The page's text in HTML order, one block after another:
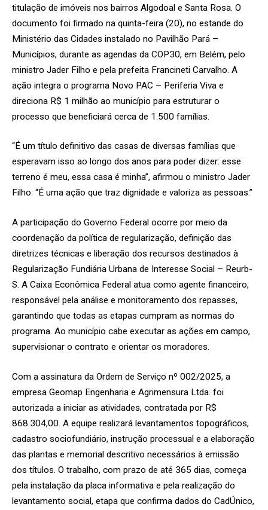
titulação de imóveis nos bairros Algodoal e Santa Rosa. O
documento foi firmado na quinta-feira (20), no estande do
Ministério das Cidades instalado no Pavilhão Pará –
Municípios, durante as agendas da COP30, em Belém, pelo
ministro Jader Filho e pela prefeita Francineti Carvalho. A
ação integra o programa Novo PAC – Periferia Viva e
direciona R$ 1 milhão ao município para estruturar o
processo que beneficiará cerca de 1.500 famílias.
“É um título definitivo das casas de diversas famílias que
esperavam isso ao longo dos anos para poder dizer: esse
terreno é meu, essa casa é minha”, afirmou o ministro Jader
Filho. “É uma ação que traz dignidade e valoriza as pessoas.”
A participação do Governo Federal ocorre por meio da
coordenação da política de regularização, definição das
diretrizes técnicas e liberação dos recursos destinados à
Regularização Fundiária Urbana de Interesse Social – Reurb-
S. A Caixa Econômica Federal atua como agente financeiro,
responsável pela análise e monitoramento dos repasses,
garantindo que todas as etapas cumpram as normas do
programa. Ao município cabe executar as ações em campo,
supervisionar o contrato e orientar os moradores.
Com a assinatura da Ordem de Serviço nº 002/2025, a
empresa Geomap Engenharia e Agrimensura Ltda. foi
autorizada a iniciar as atividades, contratada por R$
868.304,00. A equipe realizará levantamentos topográficos,
cadastro sociofundiário, instrução processual e a elaboração
das plantas e memorial descritivo necessários à emissão
dos títulos. O trabalho, com prazo de até 365 dias, começa
pela instalação da placa informativa e pela realização do
levantamento social, etapa que confirma dados do CadÚnico,